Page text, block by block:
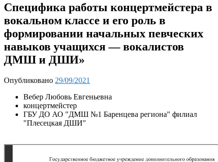
Специфика работы концертмейстера в
вокальном классе и его роль в
формировании начальных певческих
навыков учащихся — вокалистов
ДМШ и ДШИ»
Опубликовано 29/09/2021
Вебер Любовь Евгеньевна
концертмейстер
ГБУ ДО АО "ДМШ №1 Баренцева региона" филиал
"Плесецкая ДШИ"